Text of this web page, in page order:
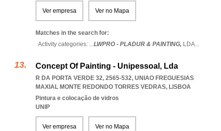
Ver empresa Ver no Mapa
Matches in the search for:
Activity categories: ...LWPRO - PLADUR & PAINTING, LDA...
Concept Of Painting - Unipessoal, Lda
R DA PORTA VERDE 32, 2565-532, UNIAO FREGUESIAS
MAXIAL MONTE REDONDO TORRES VEDRAS, LISBOA
Pintura e colocação de vidros
UNIP
Ver empresa Ver no Mapa